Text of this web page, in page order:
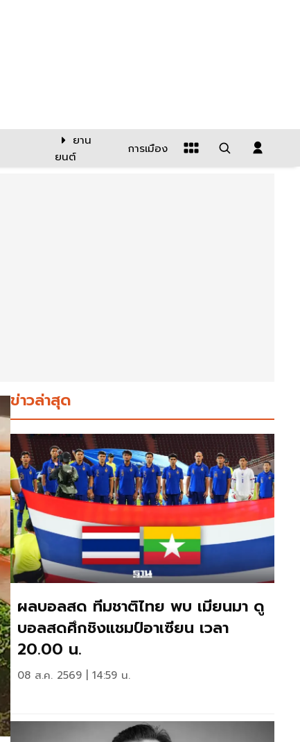
ยาน
ยนต์
การเมือง
ข่าวล่าสุด
ผลบอลสด ทีมชาติไทย พบ เมียนมา ดู
บอลสดศึกชิงแชมป์อาเซียน เวลา
20.00 น.
08 ส.ค. 2569 | 14:59 น.